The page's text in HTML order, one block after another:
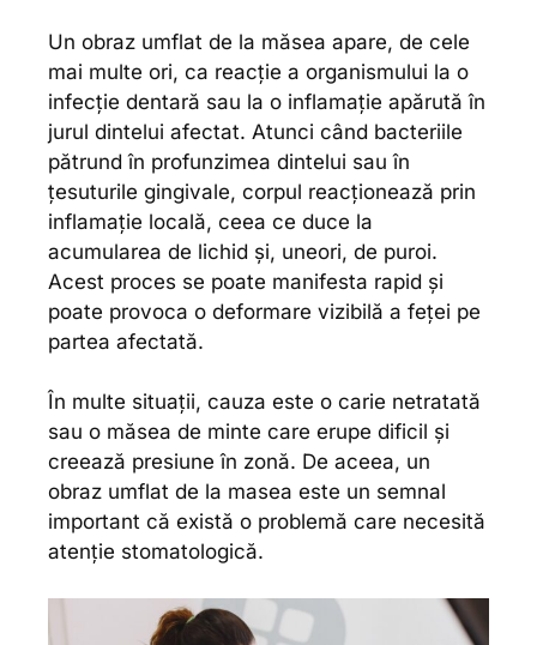
Un obraz umflat de la măsea apare, de cele
mai multe ori, ca reacție a organismului la o
infecție dentară sau la o inflamație apărută în
jurul dintelui afectat. Atunci când bacteriile
pătrund în profunzimea dintelui sau în
țesuturile gingivale, corpul reacționează prin
inflamație locală, ceea ce duce la
acumularea de lichid și, uneori, de puroi.
Acest proces se poate manifesta rapid și
poate provoca o deformare vizibilă a feței pe
partea afectată.
În multe situații, cauza este o carie netratată
sau o măsea de minte care erupe dificil și
creează presiune în zonă. De aceea, un
obraz umflat de la masea este un semnal
important că există o problemă care necesită
atenție stomatologică.